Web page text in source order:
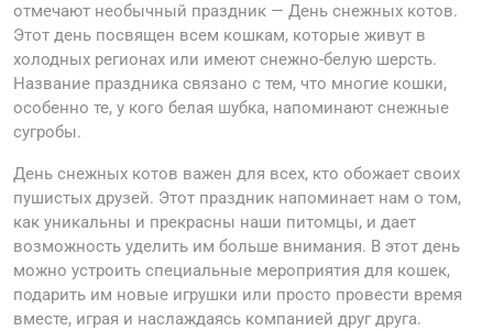
отмечают необычный праздник — День снежных котов.
Этот день посвящен всем кошкам, которые живут в
холодных регионах или имеют снежно-белую шерсть.
Название праздника связано с тем, что многие кошки,
особенно те, у кого белая шубка, напоминают снежные
сугробы.
День снежных котов важен для всех, кто обожает своих
пушистых друзей. Этот праздник напоминает нам о том,
как уникальны и прекрасны наши питомцы, и дает
возможность уделить им больше внимания. В этот день
можно устроить специальные мероприятия для кошек,
подарить им новые игрушки или просто провести время
вместе, играя и наслаждаясь компанией друг друга.